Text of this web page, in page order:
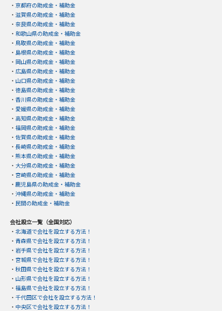
・ 京都府の助成金・補助金
・ 滋賀県の助成金・補助金
・ 奈良県の助成金・補助金
・ 和歌山県の助成金・補助金
・ 鳥取県の助成金・補助金
・ 島根県の助成金・補助金
・ 岡山県の助成金・補助金
・ 広島県の助成金・補助金
・ 山口県の助成金・補助金
・ 徳島県の助成金・補助金
・ 香川県の助成金・補助金
・ 愛媛県の助成金・補助金
・ 高知県の助成金・補助金
・ 福岡県の助成金・補助金
・ 佐賀県の助成金・補助金
・ 長崎県の助成金・補助金
・ 熊本県の助成金・補助金
・ 大分県の助成金・補助金
・ 宮崎県の助成金・補助金
・ 鹿児島県の助成金・補助金
・ 沖縄県の助成金・補助金
・ 民間の助成金・補助金
会社設立一覧（全国対応）
・ 北海道で会社を設立する方法！
・ 青森県で会社を設立する方法！
・ 岩手県で会社を設立する方法！
・ 宮城県で会社を設立する方法！
・ 秋田県で会社を設立する方法！
・ 山形県で会社を設立する方法！
・ 福島県で会社を設立する方法！
・ 千代田区で会社を設立する方法！
・ 中央区で会社を設立する方法！